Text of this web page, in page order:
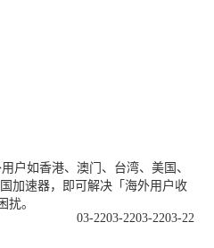
户如香港、澳门、台湾、美国、
加速器，即可解决「海外用户收
扰。
03-22
03-22
03-22
03-22